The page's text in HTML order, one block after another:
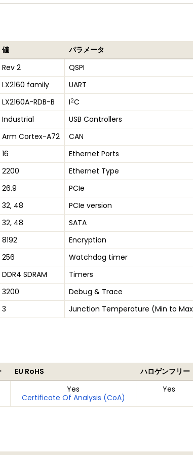
値
Rev 2
LX2160 family
LX2160A-RDB-B
Industrial
Arm Cortex-A72
16
2200
26.9
32, 48
32, 48
8192
256
DDR4 SDRAM
3200
3
パラメータ
QSPI
UART
I2C
USB Controllers
CAN
Ethernet Ports
Ethernet Type
PCIe
PCIe version
SATA
Encryption
Watchdog timer
Timers
Debug & Trace
Junction Temperature (Min to
EU RoHS ハロゲンフリー
Yes
Certificate Of Analysis (CoA)
Yes